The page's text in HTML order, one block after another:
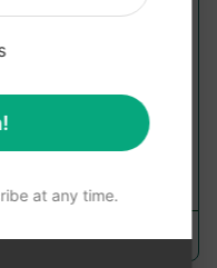
su una
una copertina di un
di un...
November 28, 2023
at any time.